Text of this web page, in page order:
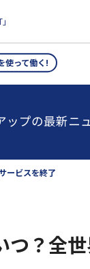
使って働く!
プの最新ニ
ービスを終了
つ？全